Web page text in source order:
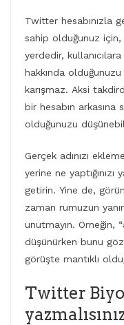
Twitter hesabınızla
sahip olduğunuz için,
yerdedir,
hakkında
karışmaz. Aksi
bir hesabın
olduğunuzu
Gerçek adınızı
yerine ne
getirin. Yine de,
zaman rumuzun
unutmayın. Örneğin,
düşünürken bunu
görüşte mantıklı
Twitter